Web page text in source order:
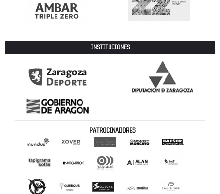
INSTITUCIONES
PATROCINADORES